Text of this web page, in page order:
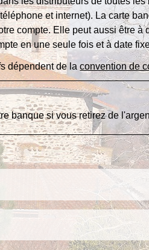
et internet). La carte
compte. Elle peut aussi être
en une seule fois et à date
dépendent de laconvention de
banque si vous retirez de